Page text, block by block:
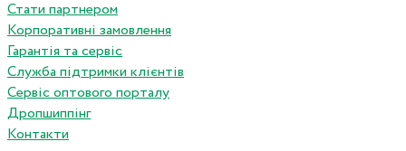
Стати партнером
Корпоративні замовлення
Гарантія та сервіс
Служба підтримки клієнтів
Сервіс оптового порталу
Дропшиппінг
Контакти